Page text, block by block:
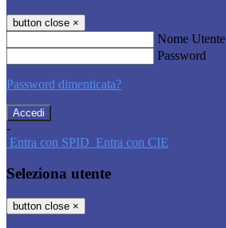
button close ×
Nome Utente
Password
Password dimenticata?
-
Entra con SPID Entra con CIE
Seleziona utente
button close ×